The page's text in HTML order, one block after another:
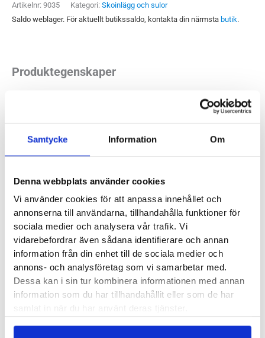
Samtycke Information Om
Denna webbplats använder cookies
Vi använder cookies för att anpassa innehållet och
annonserna till användarna, tillhandahålla funktioner för
sociala medier och analysera vår trafik. Vi
vidarebefordrar även sådana identifierare och annan
information från din enhet till de sociala medier och
annons- och analysföretag som vi samarbetar med.
Dessa kan i sin tur kombinera informationen med annan
information som du har tillhandahållit eller som de har
samlat in när du har använt deras tjänster.
Artikelnr: 9035 Kategori: Skoinlägg och sulor
Saldo weblager. För aktuellt butikssaldo, kontakta din närmsta butik.
Produktegenskaper
När Woolpower tillverkar sina plagg blir det en del spill. Av
spillet tillverkar de sina prisbelönta Woolpower Felt Insoles.
Färgen på sulorna kan variera från par till par beroende på
vilken färg det har varit på spillmaterialet.
Ull är naturens eget funktionsmaterial och hittills har man
inte på konstgjord väg lyckats framställa en fiber med ullens
unika egenskaper. Om du till exempel svettas luktar plagget
inte illa. Det håller dig dessutom torr eftersom ullen kan
absorbera upp till 30 procent av sin egen vikt utan att ens
kännas fuktig. Men om du blir riktigt blöt håller Felt insoles
dig varm ändå. Det är en kemisk effekt hos ullen som kallas
absorptionsvärme.
Woolpowers artikelnummer:5715